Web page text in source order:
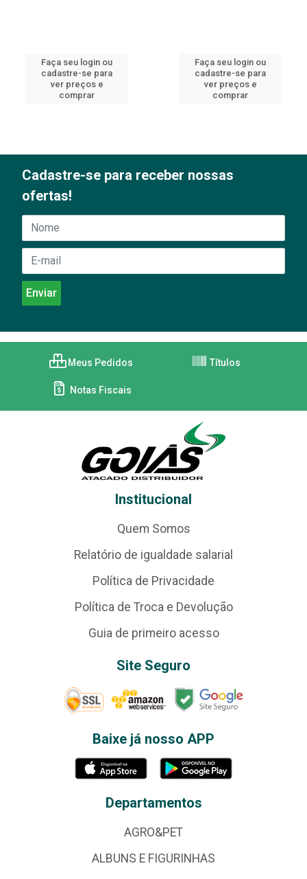
Faça seu login ou
cadastre-se para
ver preços e
comprar
Faça seu login ou
cadastre-se para
ver preços e
comprar
Cadastre-se para receber nossas
ofertas!
Meus Pedidos Títulos
Notas Fiscais
Institucional
Quem Somos
Relatório de igualdade salarial
Política de Privacidade
Política de Troca e Devolução
Guia de primeiro acesso
Site Seguro
Baixe já nosso APP
Departamentos
AGRO&PET
ALBUNS E FIGURINHAS